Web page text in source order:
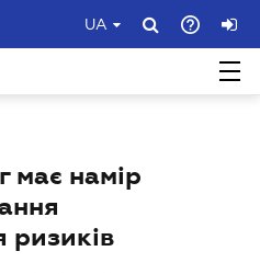
UA
має намір
ризиків